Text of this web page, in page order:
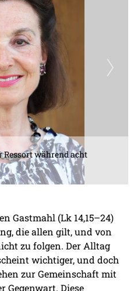
Ressort während acht
Gastmahl (Lk 14,15–24)
die allen gilt, und von
zu folgen. Der Alltag
wichtiger, und doch
zur Gemeinschaft mit
Gegenwart. Diese